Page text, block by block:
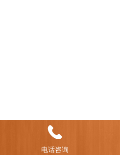
电话咨询